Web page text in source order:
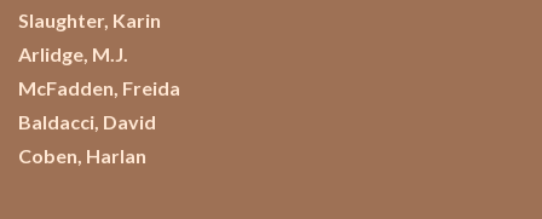
Slaughter, Karin
Arlidge, M.J.
McFadden, Freida
Baldacci, David
Coben, Harlan